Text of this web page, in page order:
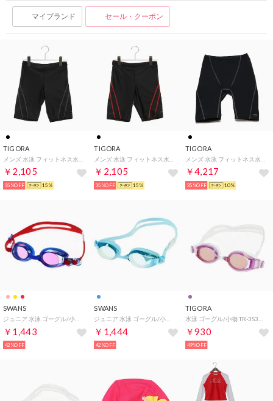
マイブランド セール・クーポン
TIGORA
￥2,105
35%OFF 15%
TIGORA
￥2,105
35%OFF 15%
TIGORA
￥4,217
35%OFF 10%
SWANS
￥1,443
42%OFF
SWANS
￥1,444
42%OFF
TIGORA
￥930
49%OFF